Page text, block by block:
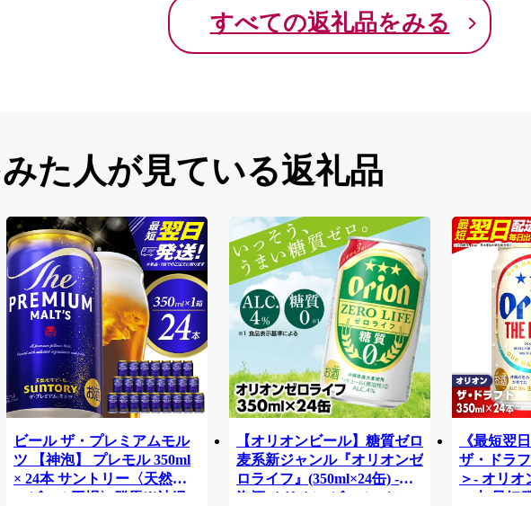
すべての返礼品をみる
た人が見ている返礼品
ビール ザ・プレミアムモル
ツ 【神泡】 プレモル 350ml
× 24本 サントリー〈天然水
のビール工場〉群馬※沖縄・
【オリオンビール】糖質ゼロ
麦系新ジャンル『オリオンゼ
ロライフ』(350ml×24缶) -発
泡酒 オリオン ビール 1ケー
《最短翌
ザ・ドラ
＞- オリオ
24本 最短